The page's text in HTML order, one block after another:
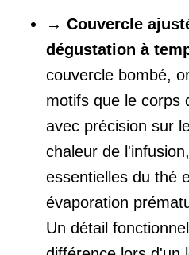
→ Couvercle
dégustation à
couvercle bombé,
motifs que le corps
avec précision sur
chaleur de
essentielles du thé
évaporation
Un détail